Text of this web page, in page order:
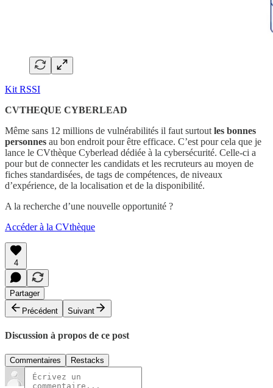
Kit RSSI
CVTHEQUE CYBERLEAD
Même sans 12 millions de vulnérabilités il faut surtout les bonnes
personnes au bon endroit pour être efficace. C’est pour cela que je
lance le CVthèque Cyberlead dédiée à la cybersécurité. Celle-ci a
pour but de connecter les candidats et les recruteurs au moyen de
fiches standardisées, de tags de compétences, de niveaux
d’expérience, de la localisation et de la disponibilité.
A la recherche d’une nouvelle opportunité ?
Accéder à la CVthèque
4
Partager
Précédent
Suivant
Discussion à propos de ce post
Commentaires Restacks